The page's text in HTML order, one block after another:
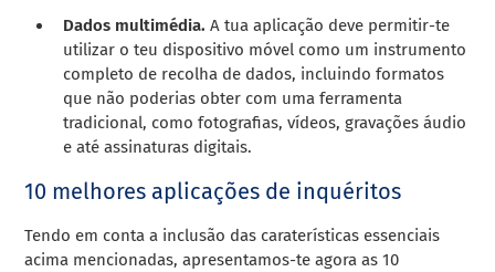
Dados multimédia.A tua aplicação deve permitir-te
utilizar o teu dispositivo móvel como um instrumento
completo de recolha de dados, incluindo formatos
que não poderias obter com uma ferramenta
tradicional, como fotografias, vídeos, gravações áudio
e até assinaturas digitais.
10 melhores aplicações de inquéritos
Tendo em conta a inclusão das caraterísticas essenciais
acima mencionadas, apresentamos-te agora as 10